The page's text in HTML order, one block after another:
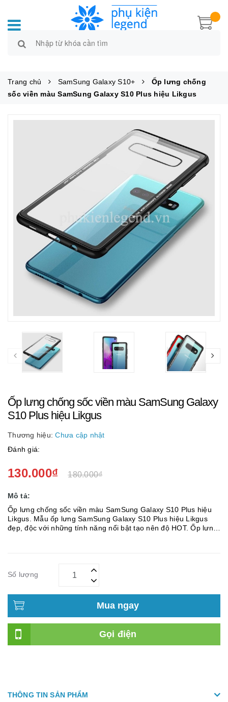
Trang chủ SamSung Galaxy S10+
Ốp lưng chống
sốc viền màu SamSung Galaxy S10 Plus hiệu Likgus
Ốp lưng chống sốc viền màu SamSung Galaxy
S10 Plus hiệu Likgus
Thương hiệu: Chưa cập nhật
Đánh giá:
130.000₫ 180.000₫
Mô tả:
Ốp lưng chống sốc viền màu SamSung Galaxy S10 Plus hiệu
Likgus. Mẫu ốp lưng SamSung Galaxy S10 Plus hiệu Likgus
đẹp, độc với những tính năng nổi bật tạo nên độ HOT. Ốp lưng
Số lượng
Mua ngay
Gọi điện
THÔNG TIN SẢN PHẨM